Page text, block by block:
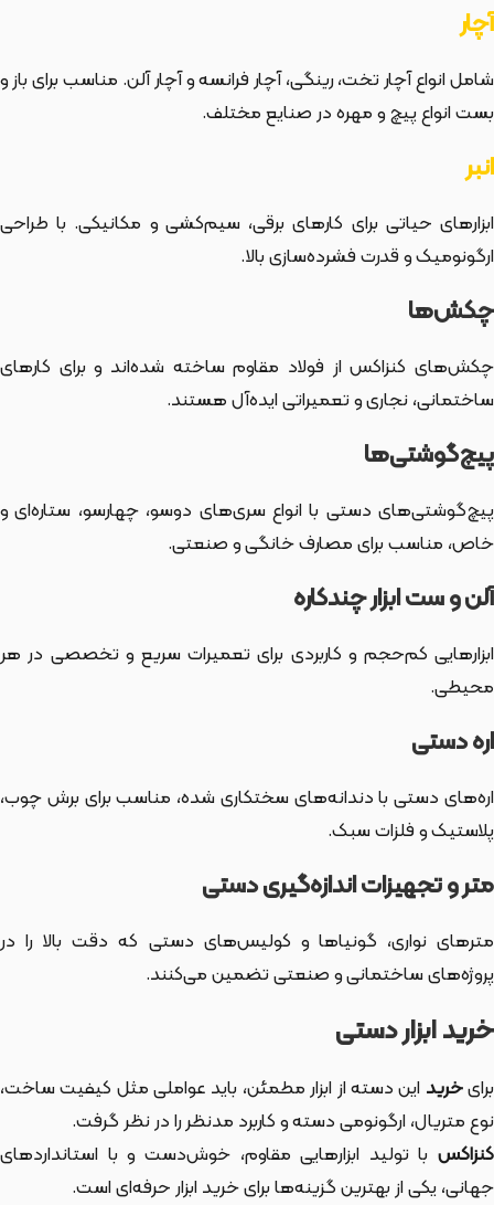
آچار
شامل انواع آچار تخت، رینگی، آچار فرانسه و آچار آلن. مناسب برای باز و
بست انواع پیچ و مهره در صنایع مختلف.
انبر
ابزارهای حیاتی برای کارهای برقی، سیم‌کشی و مکانیکی. با طراحی
ارگونومیک و قدرت فشرده‌سازی بالا.
چکش‌ها
چکش‌های کنزاکس از فولاد مقاوم ساخته شده‌اند و برای کارهای
ساختمانی، نجاری و تعمیراتی ایده‌آل هستند.
پیچ‌گوشتی‌ها
پیچ‌گوشتی‌های دستی با انواع سری‌های دوسو، چهارسو، ستاره‌ای و
خاص، مناسب برای مصارف خانگی و صنعتی.
آلن و ست ابزار چندکاره
ابزارهایی کم‌حجم و کاربردی برای تعمیرات سریع و تخصصی در هر
محیطی.
اره دستی
اره‌های دستی با دندانه‌های سختکاری شده، مناسب برای برش چوب،
پلاستیک و فلزات سبک.
متر و تجهیزات اندازه‌گیری دستی
مترهای نواری، گونیاها و کولیس‌های دستی که دقت بالا را در
پروژه‌های ساختمانی و صنعتی تضمین می‌کنند.
خرید ابزار دستی
برایخرید این دسته از ابزارمطمئن، باید عواملی مثل کیفیت ساخت،
نوع متریال، ارگونومی دسته و کاربرد مدنظر را در نظر گرفت.
کنزاکس با تولید ابزارهایی مقاوم، خوش‌دست و با استانداردهای
جهانی، یکی از بهترین گزینه‌ها برای خرید ابزار حرفه‌ای است.